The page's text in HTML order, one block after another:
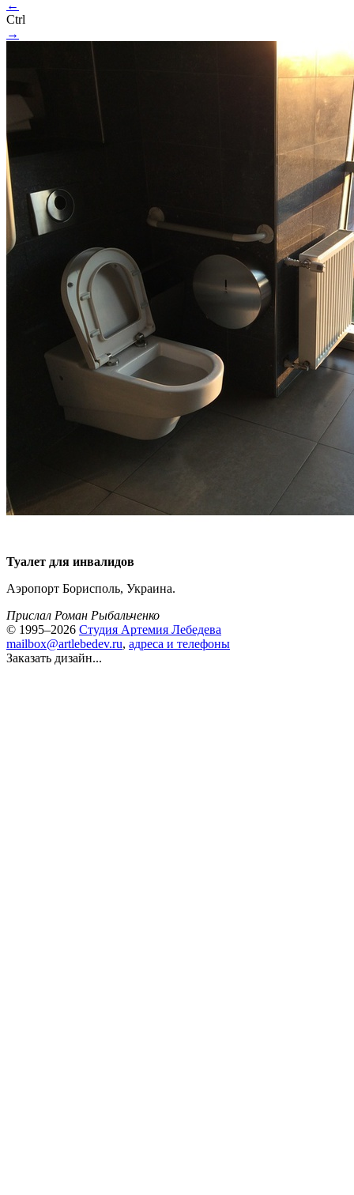
←
Ctrl
→
Туалет для инвалидов
Аэропорт Борисполь, Украина.
Прислал Роман Рыбальченко
© 1995–2026 Студия Артемия Лебедева
mailbox@artlebedev.ru, адреса и телефоны
Заказать дизайн...